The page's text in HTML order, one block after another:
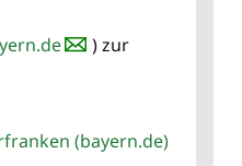
) zur
(bayern.de)